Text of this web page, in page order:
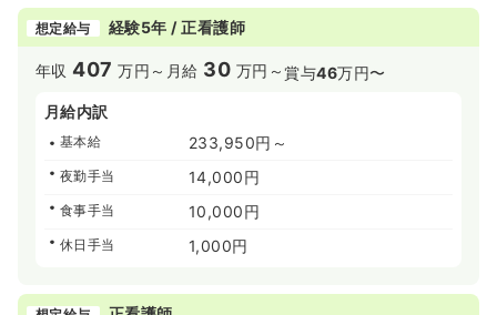
想定給与 経験5年 / 正看護師
年収407 万円～ 月給 30 万円～賞与46万円〜
月給内訳
基本給 233,950円～
夜勤手当 14,000円
食事手当 10,000円
休日手当 1,000円